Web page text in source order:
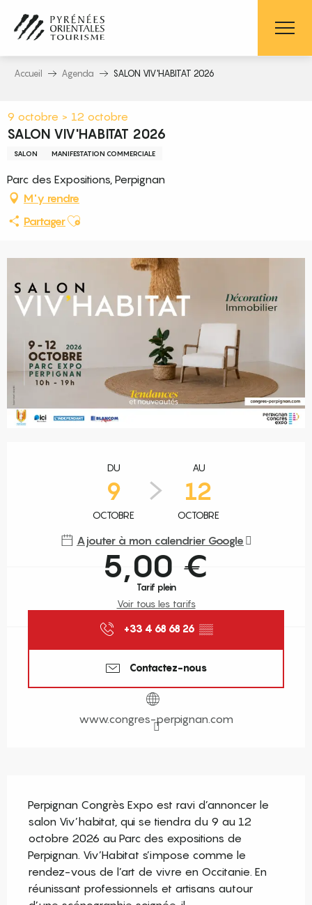
contenu
principal
Accueil Agenda SALON VIV'HABITAT 2026
9 octobre > 12 octobre
SALON VIV'HABITAT 2026
SALON MANIFESTATION COMMERCIALE
Parc des Expositions, Perpignan
M'y rendre
PartagerAjouter aux favoris
DU
9
OCTOBRE
AU
12
OCTOBRE
Ajouter à mon calendrier Google
5,00 €
Tarif plein
Voir tous les tarifs
+33 4 68 68 26 ▒▒
Contactez-nous
www.congres-perpignan.com
Perpignan Congrès Expo est ravi d’annoncer le
salon Viv’habitat, qui se tiendra du 9 au 12
octobre 2026 au Parc des expositions de
Perpignan. Viv’Habitat s’impose comme le
rendez-vous de l’art de vivre en Occitanie. En
réunissant professionnels et artisans autour